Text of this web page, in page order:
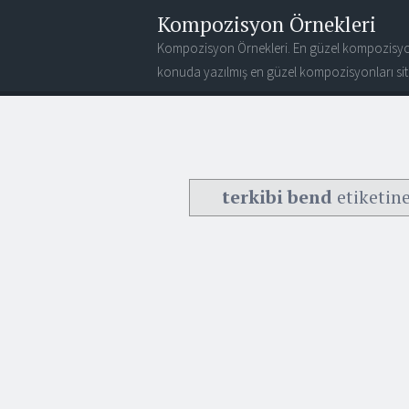
Kompozisyon Örnekleri
Kompozisyon Örnekleri. En güzel
konuda yazılmış en güzel kompozisyonları
terkibi bend